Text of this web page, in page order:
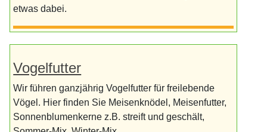
etwas dabei.
Vogelfutter
Wir führen ganzjährig Vogelfutter für freilebende
Vögel. Hier finden Sie Meisenknödel, Meisenfutter,
Sonnenblumenkerne z.B. streift und geschält,